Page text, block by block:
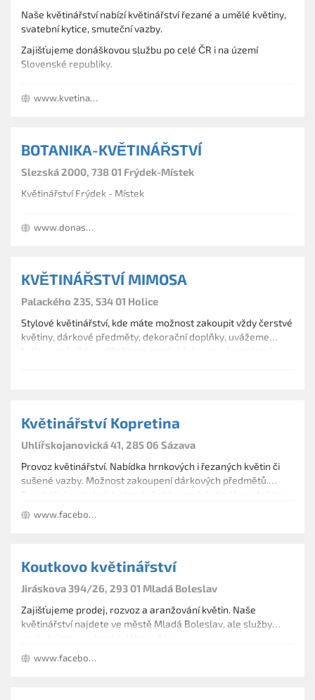
Naše květinářství nabízí květinářství řezané a umělé květiny,
svatební kytice, smuteční vazby.
Zajišťujeme donáškovou službu po celé ČR i na území
Slovenské republiky.
www.kvetinarstvi-fantasi.cz
BOTANIKA-KVĚTINÁŘSTVÍ
Slezská 2000, 738 01 Frýdek-Místek
Květinářství Frýdek - Místek
www.donaskakvetin.cz
KVĚTINÁŘSTVÍ MIMOSA
Palackého 235, 534 01 Holice
Stylové květinářství, kde máte možnost zakoupit vždy čerstvé
květiny, dárkové předměty, dekorační doplňky, uvážeme
kytice pro každou příležitost, sezóní dekorace, kompletní
Květinářství Kopretina
Uhlířskojanovická 41, 285 06 Sázava
Provoz květinářství. Nabídka hrnkových i řezaných květin či
sušené vazby. Možnost zakoupení dárkových předmětů.
Provádění svatebních i smutečních vazeb kytic. V prodeji jsou
také svíčky, aromalampy, vázy, květináče, zeminy a hnojiva.
www.facebook.com/Květinářství-Kopretina-465595060181891
Koutkovo květinářství
Jiráskova 394/26, 293 01 Mladá Boleslav
Zajišťujeme prodej, rozvoz a aranžování květin. Naše
květinářství najdete ve městě Mladá Boleslav, ale služby
www.facebook.com/koutkovokvetinarstvi/